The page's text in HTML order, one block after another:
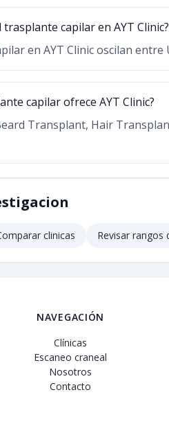
trasplante capilar en AYT Clinic?
en AYT Clinic oscilan entre
capilar ofrece AYT Clinic?
Transplant, Hair
clinicas Revisar rangos
NAVEGACIÓN
Clínicas
Escaneo craneal
Nosotros
Contacto